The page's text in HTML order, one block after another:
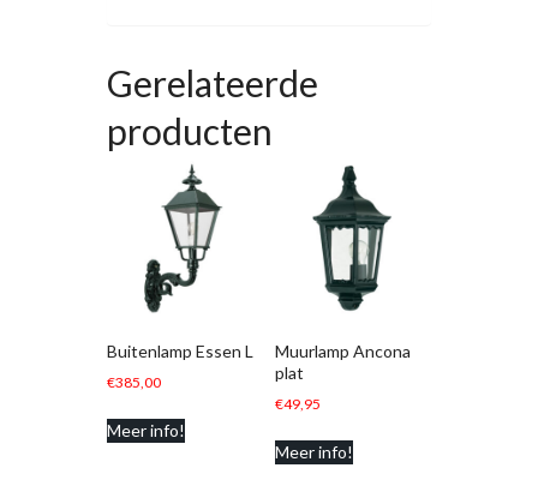
Gerelateerde
producten
Buitenlamp Essen L
€385,00
Meer info!
Muurlamp Ancona
plat
€49,95
Meer info!